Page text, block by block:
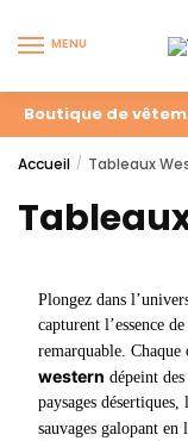
MENU
Boutique de
Accueil / Tableaux
Plongez dans
capturent l’essence
remarquable.
western dépeint
paysages
sauvages galopant en